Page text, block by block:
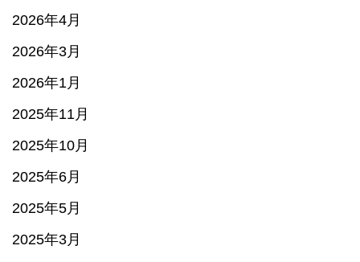
2026年4月
2026年3月
2026年1月
2025年11月
2025年10月
2025年6月
2025年5月
2025年3月